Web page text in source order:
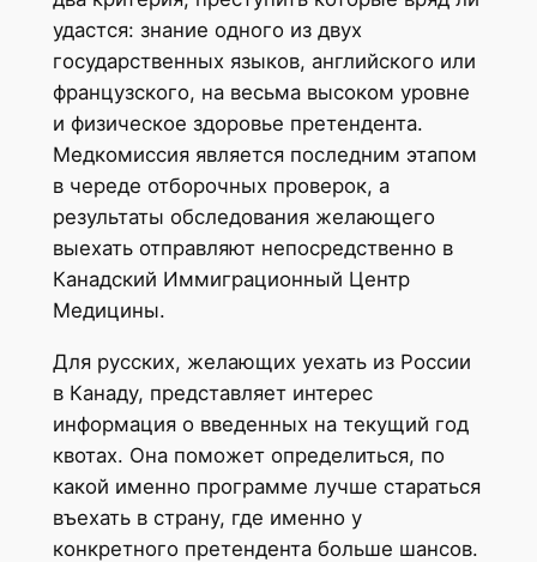
удастся: знание одного из двух
государственных языков, английского или
французского, на весьма высоком уровне
и физическое здоровье претендента.
Медкомиссия является последним этапом
в череде отборочных проверок, а
результаты обследования желающего
выехать отправляют непосредственно в
Канадский Иммиграционный Центр
Медицины.
Для русских, желающих уехать из России
в Канаду, представляет интерес
информация о введенных на текущий год
квотах. Она поможет определиться, по
какой именно программе лучше стараться
въехать в страну, где именно у
конкретного претендента больше шансов.